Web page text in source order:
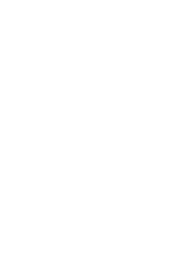
de
Academia
seu correo
de carácter
aos seus